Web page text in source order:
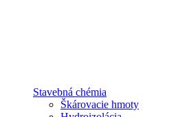
Stavebná chémia
Škárovacie hmoty